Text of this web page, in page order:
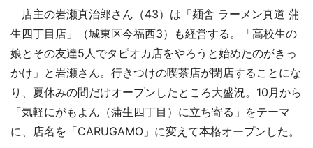
店主の岩瀬真治郎さん（43）は「麺舎 ラーメン真道 蒲
生四丁目店」（城東区今福西3）も経営する。「高校生の
娘とその友達5人でタピオカ店をやろうと始めたのがきっ
かけ」と岩瀬さん。行きつけの喫茶店が閉店することにな
り、夏休みの間だけオープンしたところ大盛況。10月から
「気軽にがもよん（蒲生四丁目）に立ち寄る」をテーマ
に、店名を「CARUGAMO」に変えて本格オープンした。